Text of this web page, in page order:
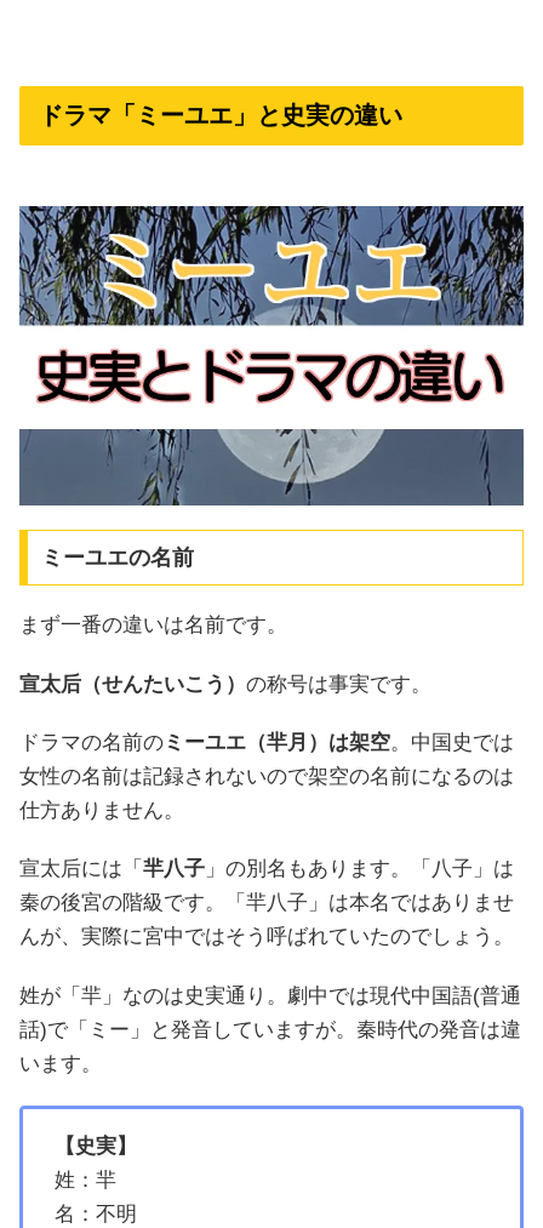
ドラマ「ミーユエ」と史実の違い
ミーユエの名前
まず一番の違いは名前です。
宣太后（せんたいこう） の称号は事実です。
ドラマの名前の ミーユエ（羋月）は架空。中国史では
女性の名前は記録されないので架空の名前になるのは
仕方ありません。
宣太后には「 羋八子 」の別名もあります。「八子」は
秦の後宮の階級です。「羋八子」は本名ではありませ
んが、実際に宮中ではそう呼ばれていたのでしょう。
姓が「羋」なのは史実通り。劇中では現代中国語(普通
話)で「ミー」と発音していますが。秦時代の発音は違
います。
【史実】
姓：羋
名：不明